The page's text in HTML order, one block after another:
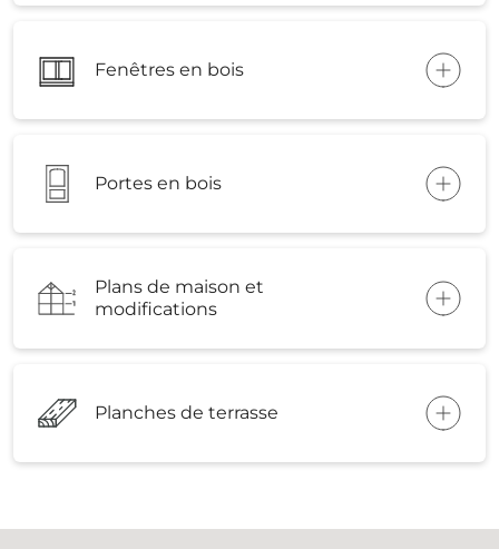
Fenêtres en bois
Portes en bois
Plans de maison et
modifications
Planches de terrasse